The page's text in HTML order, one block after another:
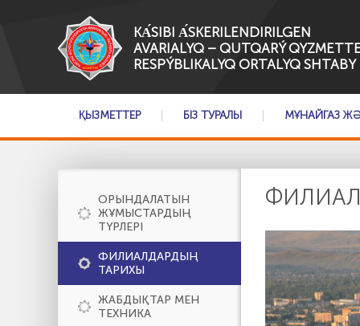
KА́SІBI А́SKERILENDIRILGEN
AVARIALYQ – QUTQARÝ
RESPÝBLIKALYQ ORTALYQ SHTABY
ҚЫЗМЕТТЕР БІЗ ТУРАЛЫ МҰНАЙГАЗ
ОРЫНДАЛАТЫН
ЖҰМЫСТАРДЫҢ
ТҮРЛЕРІ
ФИЛИАЛДАРДЫҢ
ТАРИХЫ
ЖАБДЫҚТАР МЕН
ТЕХНИКА